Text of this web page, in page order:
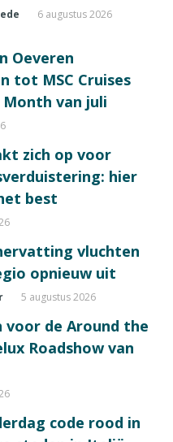
6 augustus 2026
Oeveren
tot MSC Cruises
van juli
zich op voor
hier
best
vluchten
opnieuw uit
5 augustus 2026
voor de Around the
Roadshow van
code rood in